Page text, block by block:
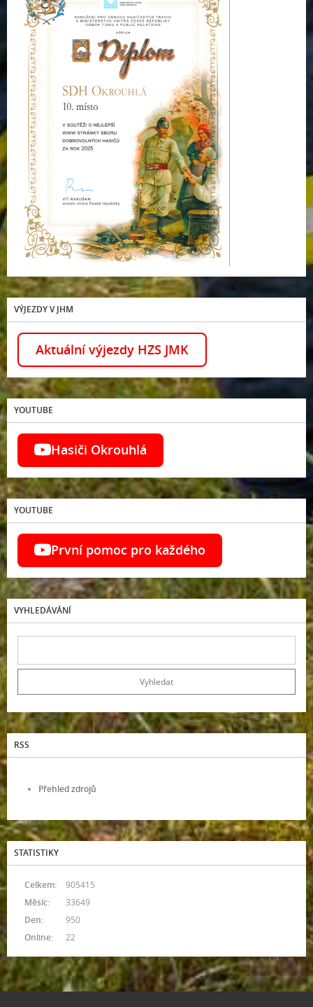
VÝJEZDY V JHM
Aktuální výjezdy HZS JMK
YOUTUBE
Hasiči Okrouhlá
YOUTUBE
První pomoc pro každého
VYHLEDÁVÁNÍ
RSS
Přehled zdrojů
STATISTIKY
Online: 22
Celkem:
905415
Měsíc:
33649
Den:
950